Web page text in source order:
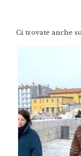
Ci trovate anche